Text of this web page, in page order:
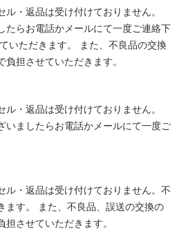
・返品は受け付けておりません。
たらお電話かメールにて一度ご連絡下
いただきます。 また、不良品の交換
担させていただきます。
・返品は受け付けておりません。
いましたらお電話かメールにて一度ご
ル・返品は受け付けておりません。不
ます。 また、不良品、誤送の交換の
させていただきます。